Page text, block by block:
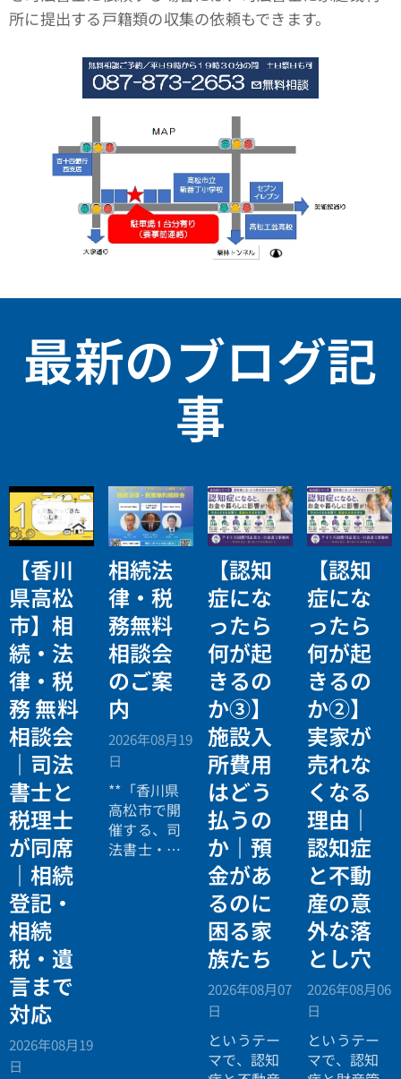
所に提出する戸籍類の収集の依頼もできます。
最新のブログ記
事
【香川
県高松
市】相
続・法
律・税
務 無料
相談会
｜司法
書士と
税理士
が同席
｜相続
登記・
相続
税・遺
言まで
対応
2026年08月19
日
相続法
律・税
務無料
相談会
のご案
内
2026年08月19
日
**「香川県
高松市で開
催する、司
法書士・税
【認知
症にな
ったら
何が起
きるの
か③】
施設入
所費用
はどう
払うの
か｜預
金があ
るのに
困る家
族たち
2026年08月07
日
というテー
マで、認知
【認知
症にな
ったら
何が起
きるの
か②】
実家が
売れな
くなる
理由｜
認知症
と不動
産の意
外な落
とし穴
2026年08月06
日
というテー
マで、認知